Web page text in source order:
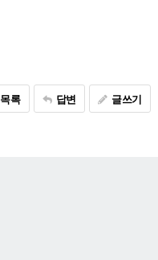
목록 답변 글쓰기